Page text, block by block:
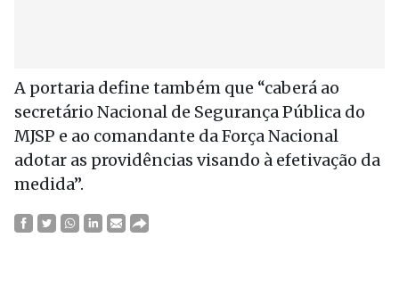
A portaria define também que “caberá ao
secretário Nacional de Segurança Pública do
MJSP e ao comandante da Força Nacional
adotar as providências visando à efetivação da
medida”.